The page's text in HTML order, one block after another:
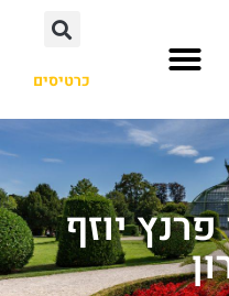
כרטיסים
יוזף